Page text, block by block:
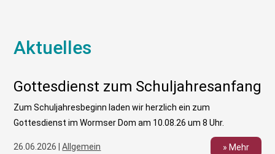
Aktuelles
Gottesdienst zum Schuljahresanfang
Zum Schuljahresbeginn laden wir herzlich ein zum
Gottesdienst im Wormser Dom am 10.08.26 um 8 Uhr.
26.06.2026 |Allgemein » Mehr